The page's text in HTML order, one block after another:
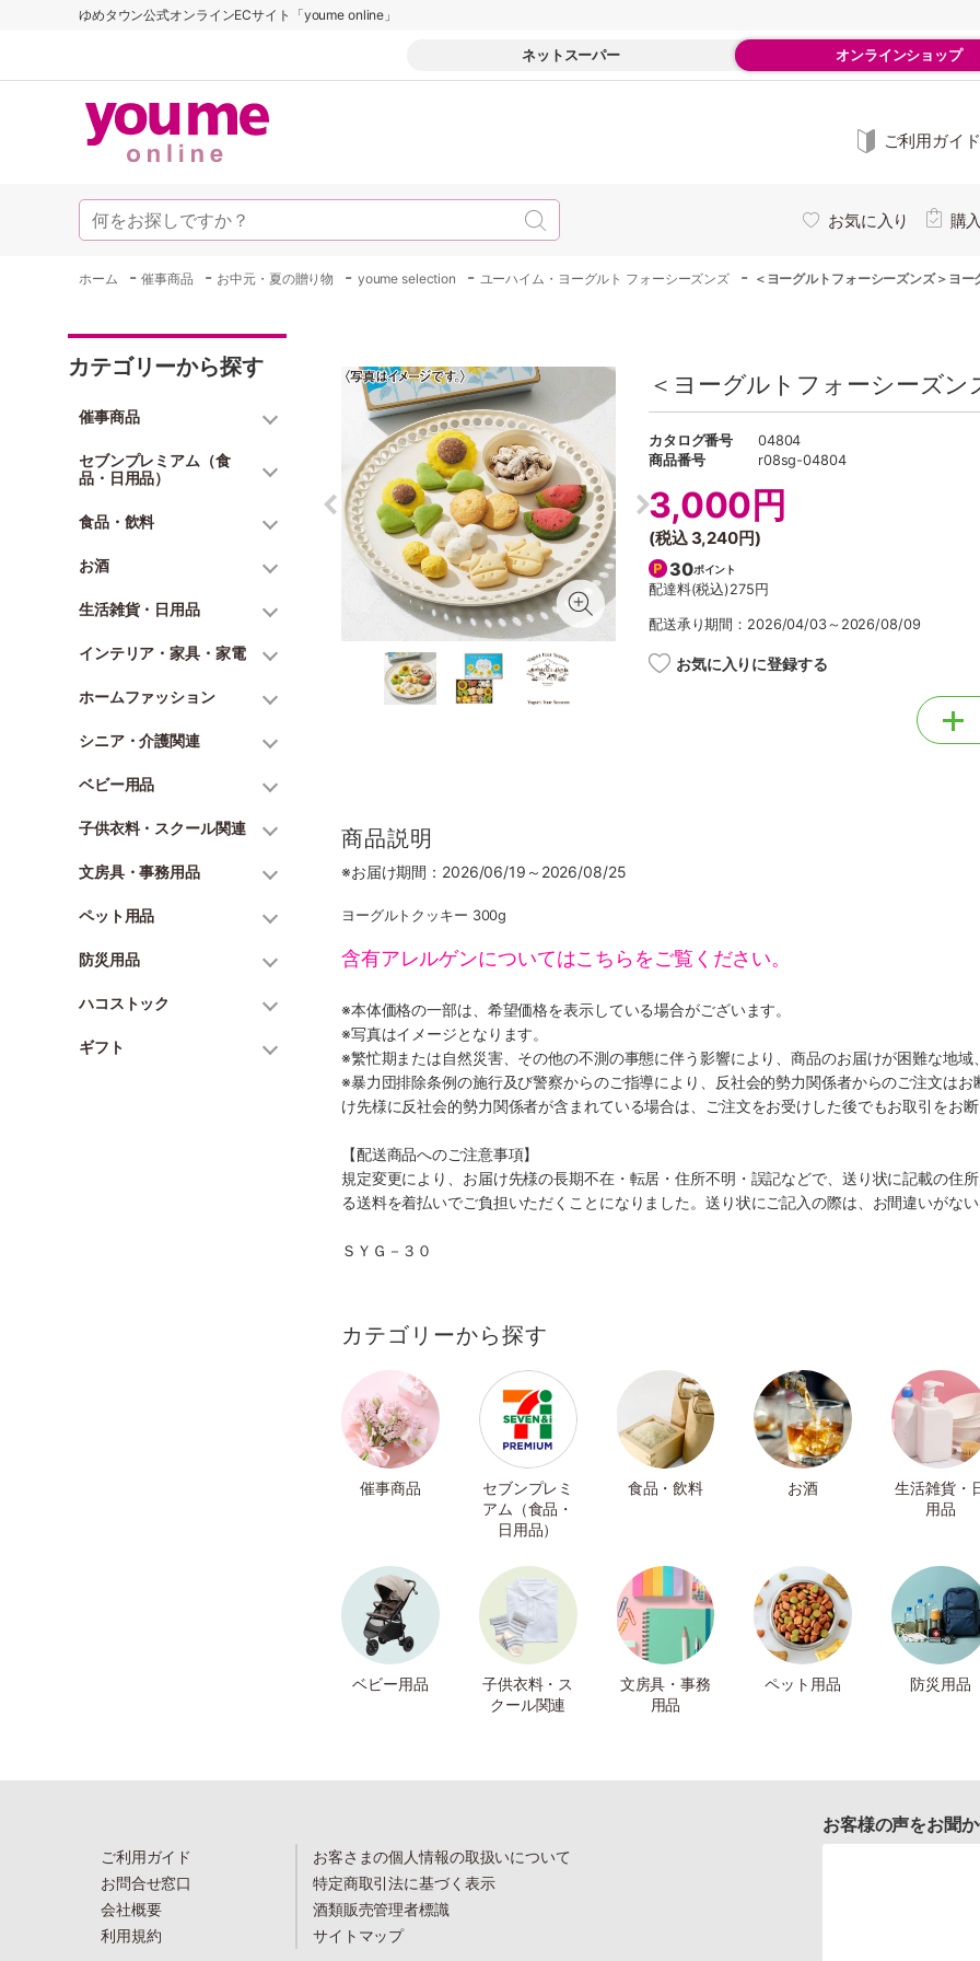
ゆめタウン公式オンラインECサイト「youme online」
ネットスーパー オンラインショップ
ご利用ガイド
お気に入り 購
ホーム -催事商品 - お中元・夏の贈り物 - youme selection - ユーハイム・ヨーグルト フォーシーズンズ - ＜ヨーグルトフォーシーズンズ＞ヨ
カテゴリーから探す
催事商品
セブンプレミアム（食
品・日用品）
食品・飲料
お酒
生活雑貨・日用品
インテリア・家具・家電
ホームファッション
シニア・介護関連
ベビー用品
子供衣料・スクール関連
文房具・事務用品
ペット用品
防災用品
ハコストック
ギフト
＜ヨーグルトフォーシーズ
カタログ番号
04804
商品番号
r08sg-04804
3,000円
(税込 3,240円)
30ポイント
配達料(税込)275円
配送承り期間：2026/04/03～2026/08/09
お気に入りに登録する
商品説明
※お届け期間：2026/06/19～2026/08/25
ヨーグルトクッキー 300g
含有アレルゲンについてはこちらをご覧ください。
※本体価格の一部は、希望価格を表示している場合がございます。
※写真はイメージとなります。
※繁忙期または自然災害、その他の不測の事態に伴う影響により、商品のお届けが困難な地域
※暴力団排除条例の施行及び警察からのご指導により、反社会的勢力関係者からのご注文は
け先様に反社会的勢力関係者が含まれている場合は、ご注文をお受けした後でもお取引をお
【配送商品へのご注意事項】
規定変更により、お届け先様の長期不在・転居・住所不明・誤記などで、送り状に記載の住
る送料を着払いでご負担いただくことになりました。送り状にご記入の際は、お間違いがな
ＳＹＧ－３０
カテゴリーから探す
催事商品
セブンプレミ
アム（食品・
日用品）
食品・飲料 お酒
生活雑貨・
用品
ベビー用品
子供衣料・ス
クール関連
文房具・事務
用品
ペット用品 防災用品
ご利用ガイド
お問合せ窓口
会社概要
利用規約
お客さまの個人情報の取扱いについて
特定商取引法に基づく表示
酒類販売管理者標識
サイトマップ
お客様の声をお聞